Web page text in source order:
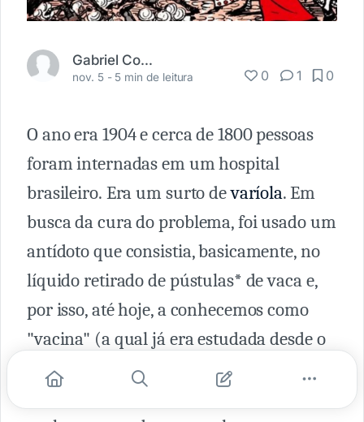
Gabriel Couto
nov. 5 - 5 min de leitura 0 1 0
O ano era 1904 e cerca de 1800 pessoas
foram internadas em um hospital
brasileiro. Era um surto devaríola. Em
busca da cura do problema, foi usado um
antídoto que consistia, basicamente, no
líquido retirado de pústulas* de vaca e,
por isso, até hoje, a conhecemos como
"vacina" (a qual já era estudada desde o
século 18 por Edward Jenner, que cunhou